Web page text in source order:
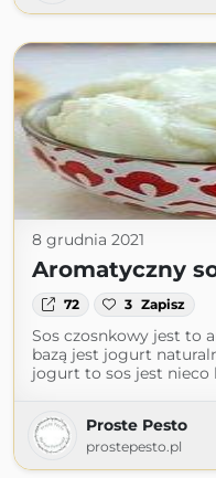
8 grudnia 2021
Aromatyczny
72 3 Zapisz
Sos czosnkowy jest to
bazą jest jogurt
jogurt to sos jest nieco
Proste Pesto
prostepesto.pl